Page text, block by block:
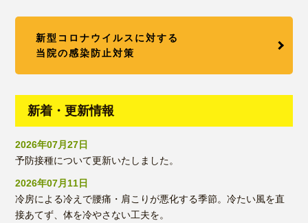
新型コロナウイルスに対する
当院の感染防止対策
新着・更新情報
2026年07月27日
予防接種について更新いたしました。
2026年07月11日
冷房による冷えで腰痛・肩こりが悪化する季節。冷たい風を直
接あてず、体を冷やさない工夫を。